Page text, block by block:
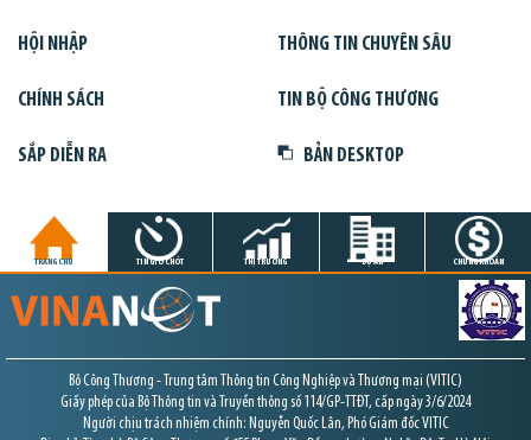
HỘI NHẬP THÔNG TIN CHUYÊN SÂU
CHÍNH SÁCH TIN BỘ CÔNG THƯƠNG
SẮP DIỄN RA BẢN DESKTOP
TRANG CHỦ TIN GIỜ CHÓT THỊ TRƯỜNG DỰ ÁN CHỨNG KHOÁN
Bộ Công Thương - Trung tâm Thông tin Công Nghiệp và Thương mại (VITIC)
Giấy phép của Bộ Thông tin và Truyền thông số 114/GP-TTĐT, cấp ngày 3/6/2024
Người chịu trách nhiệm chính: Nguyễn Quốc Lân, Phó Giám đốc VITIC